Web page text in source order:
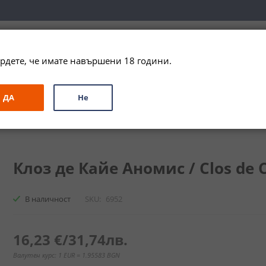
ЗА ПОДАРЪК ПРОМО СПЕЦИАЛНИ ПРЕДЛОЖЕНИЯ
Clos de Caille Anomis
Клоз де Кайе Аномис / Clos de
В наличност SKU 6952
16,23 €/31,74лв.
Валутен курс: 1 EUR = 1.95583 BGN
че имате навършени 18 години.
ДА Не